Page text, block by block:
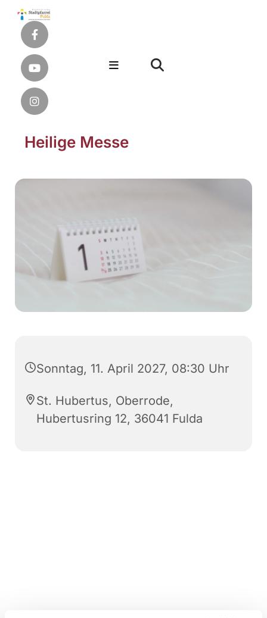
Heilige Messe
Sonntag, 11. April 2027, 08:30 Uhr
St. Hubertus, Oberrode,
Hubertusring 12, 36041 Fulda